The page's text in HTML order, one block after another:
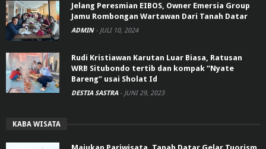
Jelang Peresmian EIBOS, Owner Emersia Group
Jamu Rombongan Wartawan Dari Tanah Datar
ADMIN - JULI 10, 2024
Rudi Kristiawan Karutan Luar Biasa, Ratusan
WRB Situbondo tertib dan kompak “Nyate
Bareng” usai Sholat Id
DESTIA SASTRA - JUNI 29, 2023
KABA WISATA